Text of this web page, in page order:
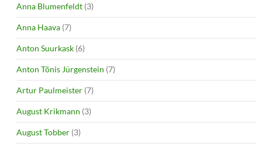
Anna Blumenfeldt (3)
Anna Haava (7)
Anton Suurkask (6)
Anton Tõnis Jürgenstein (7)
Artur Paulmeister (7)
August Krikmann (3)
August Tobber (3)